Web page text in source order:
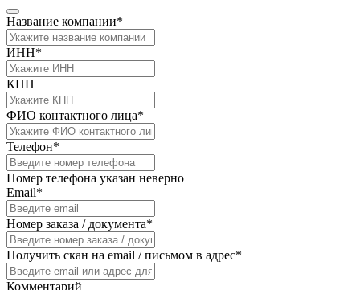
Название компании*
ИНН*
КПП
ФИО контактного лица*
Телефон*
Номер телефона указан неверно
Email*
Номер заказа / документа*
Получить скан на email / письмом в адрес*
Комментарий